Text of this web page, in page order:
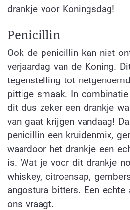
drankje voor Koningsdag!
Penicillin
Ook de penicillin kan niet
verjaardag van de Koning.
tegenstelling tot
pittige smaak. In
dit dus zeker een drankje
van gaat krijgen vandaag!
penicillin een kruidenmix,
waardoor het drankje een
is. Wat je voor dit drankje
whiskey, citroensap,
angostura bitters. Een echte
ons vraagt.